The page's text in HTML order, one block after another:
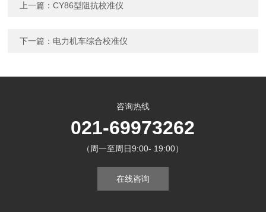
上一篇：CY86型阻抗校准仪
下一篇： 电力机车综合校准仪
咨询热线
021-69973262
（周一至周日9:00- 19:00）
在线咨询